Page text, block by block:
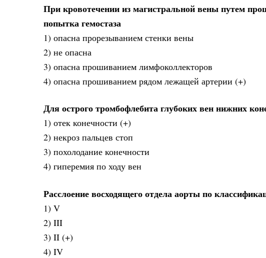
При кровотечении из магистральной вены путем
попытка гемостаза
1) опасна прорезыванием стенки вены
2) не опасна
3) опасна прошиванием лимфоколлекторов
4) опасна прошиванием рядом лежащей артерии (+)
Для острого тромбофлебита глубоких вен нижних
1) отек конечности (+)
2) некроз пальцев стоп
3) похолодание конечности
4) гиперемия по ходу вен
Расслоение восходящего отдела аорты по
1) V
2) III
3) II (+)
4) IV